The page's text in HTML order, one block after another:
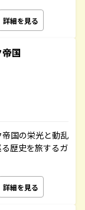
詳細を見る
国
帝国の栄光と動乱
歴史を旅するガ
詳細を見る